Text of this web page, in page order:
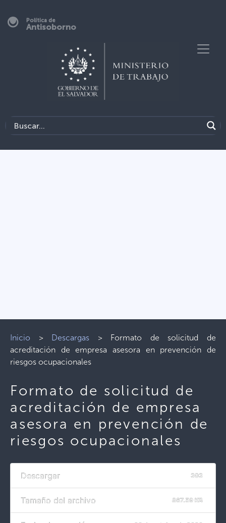
Política de
Antisoborno
Inicio > Descargas > Formato de solicitud de
acreditación de empresa asesora en prevención de
riesgos ocupacionales
Formato de solicitud de
acreditación de empresa
asesora en prevención de
riesgos ocupacionales
Descargar 303
Tamaño del archivo 867.59 KB